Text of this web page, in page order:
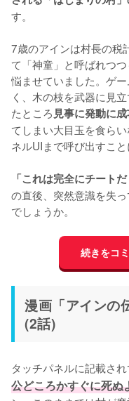
す。
7歳のアインは村長の税
て「神童」と呼ばれつ
悩ませていました。ゲ
く、木の枝を武器に見
たところ 見事に発動に
てしまい大目玉を食ら
ネルUIまで呼び出すこと
「これは完全にチートだ
の直後、突然意識を失
でしょうか。
続きをコ
漫画「アインの
(2話)
タッチパネルに記載さ
公どころかすぐに死ぬ